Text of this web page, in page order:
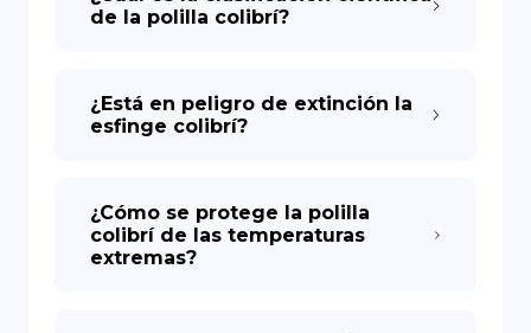
de la polilla colibrí?
¿Está en peligro de extinción la
esfinge colibrí?
¿Cómo se protege la polilla
colibrí de las temperaturas
extremas?